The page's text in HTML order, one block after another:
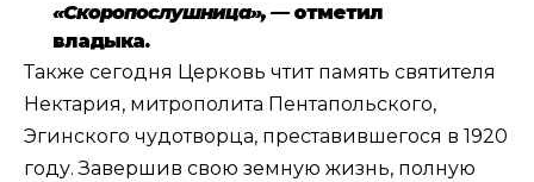
«Скоропослушница», —отметил
владыка.
Также сегодня Церковь чтит память святителя
Нектария, митрополита Пентапольского,
Эгинского чудотворца, преставившегося в 1920
году. Завершив свою земную жизнь, полную